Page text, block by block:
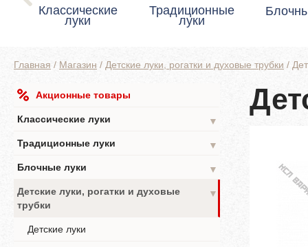
Классические
луки
Традиционные
луки
Главная / Магазин / Детские луки, рогатки и духовые трубки /
Акционные товары
Классические луки
▼
Традиционные луки
▼
Блочные луки
▼
Детские луки, рогатки и духовые
трубки
▼
Детские луки